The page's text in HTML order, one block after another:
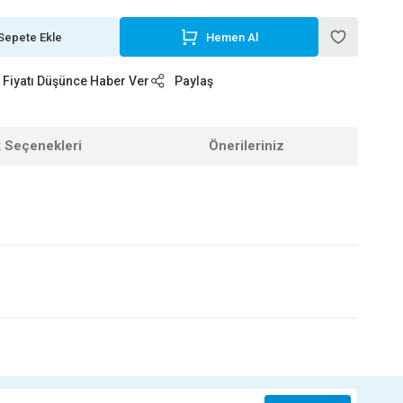
Ekle Hemen Al
Fiyatı Düşünce Haber Ver Paylaş
Seçenekleri Önerileriniz
DUYAR GENİŞ ISPATULA NO-17 058